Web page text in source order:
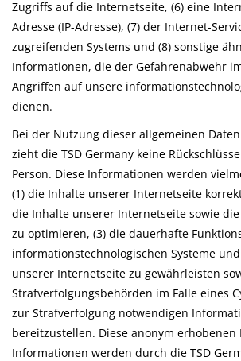
Zugriffs auf die Internetseite, (6) eine
Adresse (IP-Adresse), (7) der Internet-
zugreifenden Systems und (8) sonstige
Informationen, die der Gefahrenabwehr
Angriffen auf unsere
dienen.
Bei der Nutzung dieser allgemeinen
zieht die TSD Germany keine
Person. Diese Informationen werden
(1) die Inhalte unserer Internetseite
die Inhalte unserer Internetseite sowie
zu optimieren, (3) die dauerhafte
informationstechnologischen Systeme
unserer Internetseite zu gewährleisten
Strafverfolgungsbehörden im Falle eines
zur Strafverfolgung notwendigen
bereitzustellen. Diese anonym erhobenen
Informationen werden durch die TSD